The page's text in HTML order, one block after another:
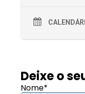
Deixe o
Nome*